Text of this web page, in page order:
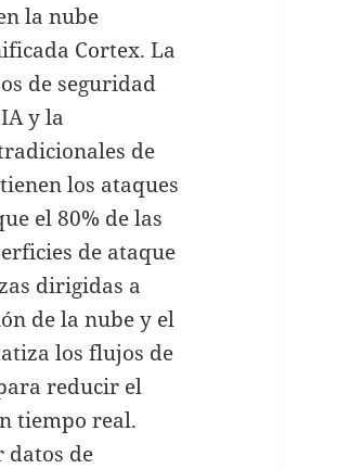
la nube
Cortex. La
de seguridad
y la
de
los ataques
el 80% de las
de ataque
dirigidas a
de la nube y el
los flujos de
reducir el
tiempo real.
datos de